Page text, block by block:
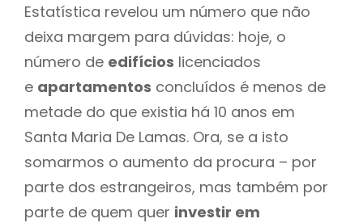
Estatística revelou um número que não
deixa margem para dúvidas: hoje, o
número de edifícios licenciados
e apartamentos concluídos é menos de
metade do que existia há 10 anos em
Santa Maria De Lamas. Ora, se a isto
somarmos o aumento da procura – por
parte dos estrangeiros, mas também por
parte de quem quer investir em